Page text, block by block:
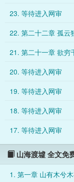
，收纳千古执念、
无念的宿命戒律，
逢，宿命牵魂。一
，挣脱天道桎梏。
倾轧、人性凉薄，
善意补墟境，渡人
23. 等待进入网审
22. 第二十二章 孤云
21. 第二十一章 欲穷
20. 等待进入网审
19. 等待进入网审
18. 等待进入网审
17. 等待进入网审
山海渡墟 全文免
1. 第一章 山有木兮